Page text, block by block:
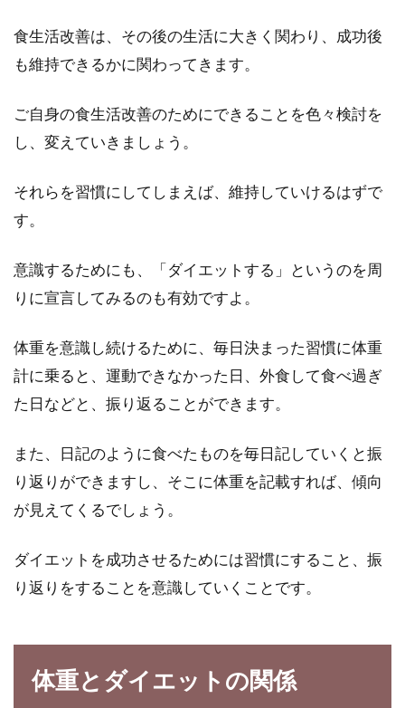
食生活改善は、その後の生活に大きく関わり、成功後
も維持できるかに関わってきます。
ご自身の食生活改善のためにできることを色々検討を
し、変えていきましょう。
それらを習慣にしてしまえば、維持していけるはずで
す。
意識するためにも、「ダイエットする」というのを周
りに宣言してみるのも有効ですよ。
体重を意識し続けるために、毎日決まった習慣に体重
計に乗ると、運動できなかった日、外食して食べ過ぎ
た日などと、振り返ることができます。
また、日記のように食べたものを毎日記していくと振
り返りができますし、そこに体重を記載すれば、傾向
が見えてくるでしょう。
ダイエットを成功させるためには習慣にすること、振
り返りをすることを意識していくことです。
体重とダイエットの関係